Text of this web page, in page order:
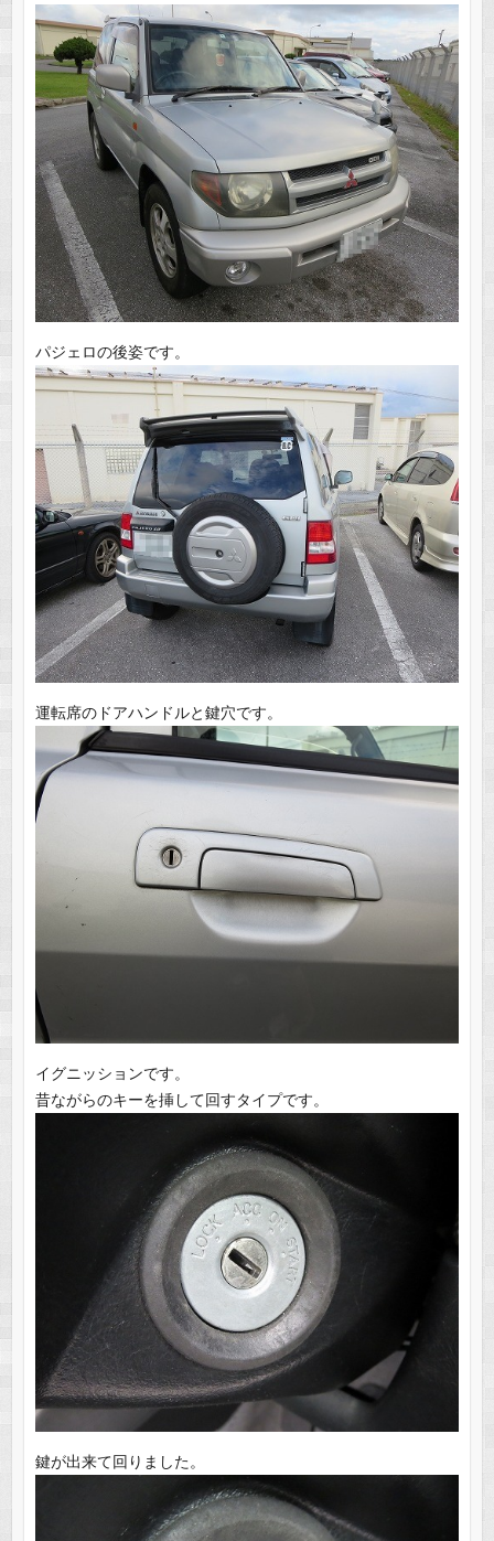
パジェロの後姿です。
運転席のドアハンドルと鍵穴です。
イグニッションです。
昔ながらのキーを挿して回すタイプです。
鍵が出来て回りました。